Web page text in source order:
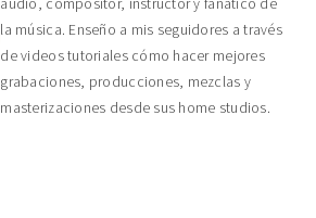
audio, compositor, instructor y fanático de
la música. Enseño a mis seguidores a través
de videos tutoriales cómo hacer mejores
grabaciones, producciones, mezclas y
masterizaciones desde sus home studios.